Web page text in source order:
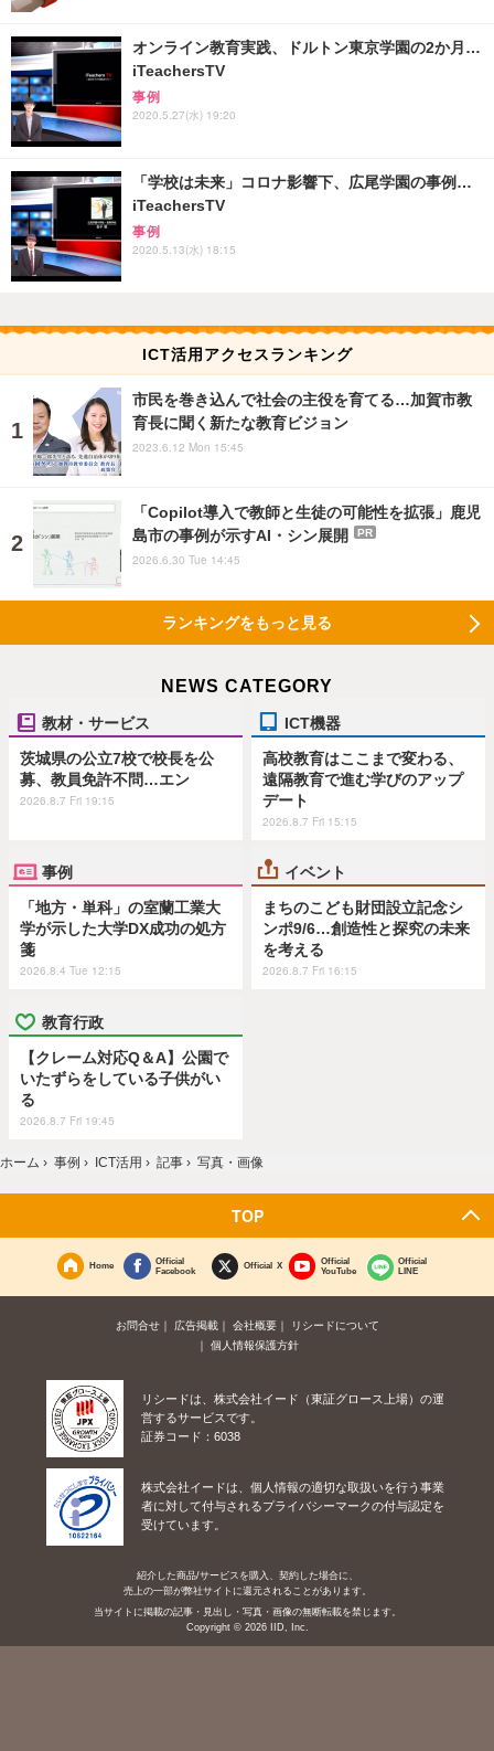
オンライン教育実践、ドルトン東京学園の2か月…
iTeachersTV
事例
2020.5.27(水) 19:20
「学校は未来」コロナ影響下、広尾学園の事例…
iTeachersTV
事例
2020.5.13(水) 18:15
ICT活用アクセスランキング
市民を巻き込んで社会の主役を育てる…加賀市教
育長に聞く新たな教育ビジョン
2023.6.12 Mon 15:45
「Copilot導入で教師と生徒の可能性を拡張」鹿児
島市の事例が示すAI・シン展開
PR
2026.6.30 Tue 14:45
ランキングをもっと見る
NEWS CATEGORY
教材・サービス
茨城県の公立7校で校長を公
募、教員免許不問…エン
2026.8.7 Fri 19:15
ICT機器
高校教育はここまで変わる、
遠隔教育で進む学びのアップ
デート
2026.8.7 Fri 15:15
事例
「地方・単科」の室蘭工業大
学が示した大学DX成功の処方
箋
2026.8.4 Tue 12:15
イベント
まちのこども財団設立記念シ
ンポ9/6…創造性と探究の未来
を考える
2026.8.7 Fri 16:15
教育行政
【クレーム対応Q＆A】公園で
いたずらをしている子供がい
る
2026.8.7 Fri 19:45
ホーム › 事例 › ICT活用 › 記事 › 写真・画像
TOP
Home
Official
Facebook
Official X
Official
YouTube
Official
LINE
お問合せ 広告掲載 会社概要
リシードについて
個人情報保護方針
リシードは、株式会社イード（東証グロース上場）の運
営するサービスです。
証券コード：6038
株式会社イードは、個人情報の適切な取扱いを行う事業
者に対して付与されるプライバシーマークの付与認定を
受けています。
紹介した商品/サービスを購入、契約した場合に、
売上の一部が弊社サイトに還元されることがあります。
当サイトに掲載の記事・見出し・写真・画像の無断転載を禁じます。
Copyright © 2026 IID, Inc.